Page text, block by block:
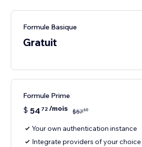
Formule Basique
Gratuit
Formule Prime
$ 54 72/mois $5760
Your own authentication instance
Integrate providers of your choice